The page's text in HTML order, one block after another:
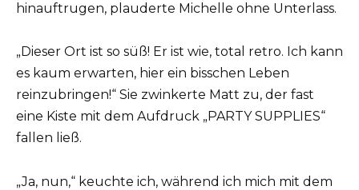
hinauftrugen, plauderte Michelle ohne Unterlass.
„Dieser Ort ist so süß! Er ist wie, total retro. Ich kann
es kaum erwarten, hier ein bisschen Leben
reinzubringen!“ Sie zwinkerte Matt zu, der fast
eine Kiste mit dem Aufdruck „PARTY SUPPLIES“
fallen ließ.
„Ja, nun,“ keuchte ich, während ich mich mit dem